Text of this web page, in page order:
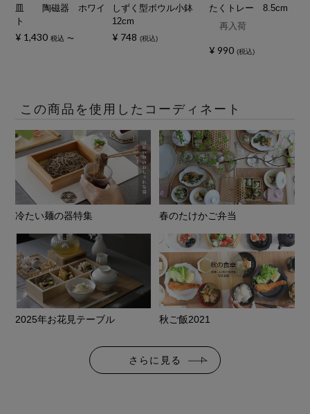
皿 陶磁器 ホワイ
ト
¥ 1,430 税込 〜
しずく型ボウル小鉢
12cm
¥ 748 税込
たくトレー 8.5cm
再入荷
¥ 990 税込
この商品を使用したコーディネート
冷たい麺の器特集 春のたけかご弁当
2025年お花見テーブル 秋ご飯2021
さらに見る